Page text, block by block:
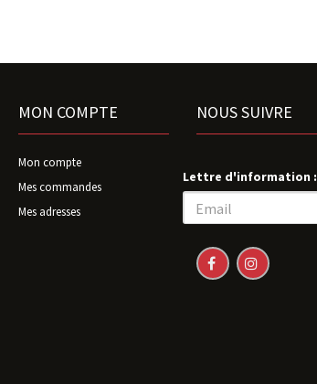
MON COMPTE
Mon compte
Mes commandes
Mes adresses
NOUS SUIVRE
Lettre d'information :